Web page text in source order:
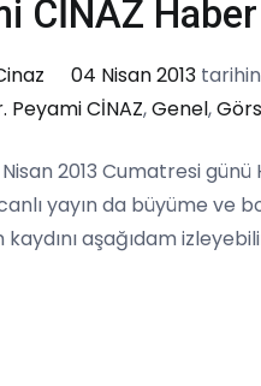
CİNAZ
04 Nisan 2013
Peyami CİNAZ,Genel,
2013 Cumatresi
yayın da büyüme ve
aşağıdam